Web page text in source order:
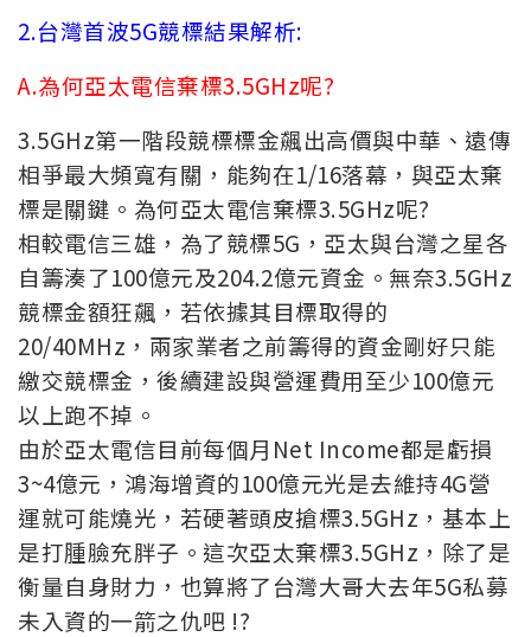
2.台灣首波5G競標結果解析:
A.為何亞太電信棄標3.5GHz呢?
3.5GHz第一階段競標標金飆出高價與中華、遠傳
相爭最大頻寬有關，能夠在1/16落幕，與亞太棄
標是關鍵。為何亞太電信棄標3.5GHz呢?
相較電信三雄，為了競標5G，亞太與台灣之星各
自籌湊了100億元及204.2億元資金。無奈3.5GHz
競標金額狂飆，若依據其目標取得的
20/40MHz，兩家業者之前籌得的資金剛好只能
繳交競標金，後續建設與營運費用至少100億元
以上跑不掉。
由於亞太電信目前每個月Net Income都是虧損
3~4億元，鴻海增資的100億元光是去維持4G營
運就可能燒光，若硬著頭皮搶標3.5GHz，基本上
是打腫臉充胖子。這次亞太棄標3.5GHz，除了是
衡量自身財力，也算將了台灣大哥大去年5G私募
未入資的一箭之仇吧 !?